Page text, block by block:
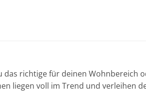
das richtige für deinen Wohnbereich
liegen voll im Trend und verleihen